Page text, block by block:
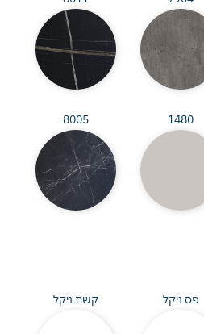
1480
8005
פס ניקל קשת ניקל